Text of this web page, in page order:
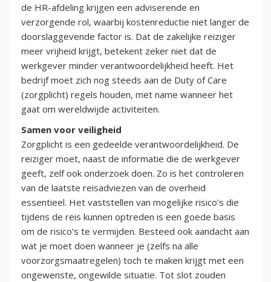
de HR-afdeling krijgen een adviserende en
verzorgende rol, waarbij kostenreductie niet langer de
doorslaggevende factor is. Dat de zakelijke reiziger
meer vrijheid krijgt, betekent zeker niet dat de
werkgever minder verantwoordelijkheid heeft. Het
bedrijf moet zich nog steeds aan de Duty of Care
(zorgplicht) regels houden, met name wanneer het
gaat om wereldwijde activiteiten.
Samen voor veiligheid
Zorgplicht is een gedeelde verantwoordelijkheid. De
reiziger moet, naast de informatie die de werkgever
geeft, zelf ook onderzoek doen. Zo is het controleren
van de laatste reisadviezen van de overheid
essentieel. Het vaststellen van mogelijke risico’s die
tijdens de reis kunnen optreden is een goede basis
om de risico’s te vermijden. Besteed ook aandacht aan
wat je moet doen wanneer je (zelfs na alle
voorzorgsmaatregelen) toch te maken krijgt met een
ongewenste, ongewilde situatie. Tot slot zouden